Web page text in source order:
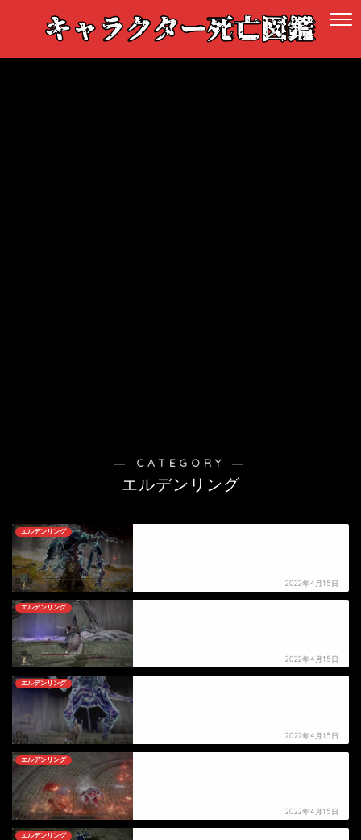
― CATEGORY ―
エルデンリング
エルデンリング
2022年4月15日
エルデンリング
2022年4月15日
エルデンリング
2022年4月15日
エルデンリング
2022年4月15日
エルデンリング